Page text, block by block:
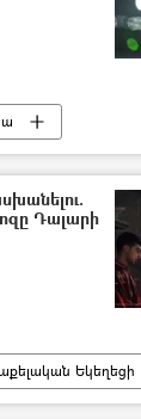
Դալարի
Եկեղեցի